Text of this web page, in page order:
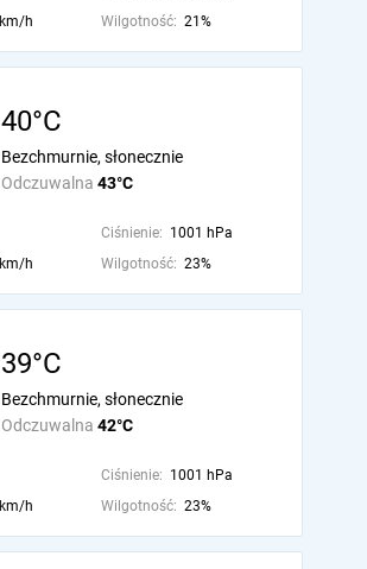
h Wilgotność: 21%
40°C
Odczuwalna 43°C
Bezchmurnie, słonecznie
Ciśnienie: 1001 hPa
h Wilgotność: 23%
39°C
Odczuwalna 42°C
Bezchmurnie, słonecznie
Ciśnienie: 1001 hPa
h Wilgotność: 23%